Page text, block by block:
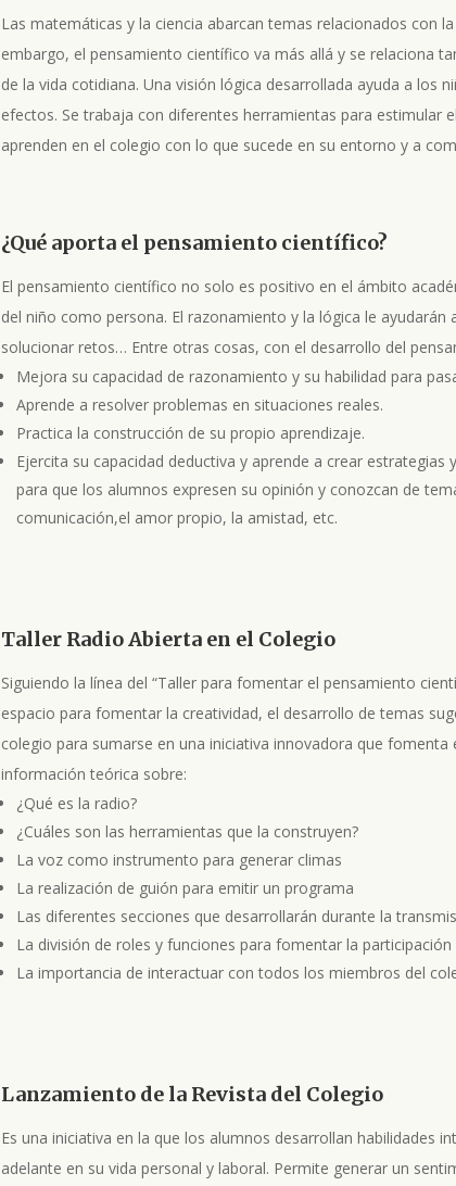
Las matemáticas y la ciencia abarcan temas relacionados con
embargo, el pensamiento científico va más allá y se relaciona
de la vida cotidiana. Una visión lógica desarrollada ayuda a los
efectos. Se trabaja con diferentes herramientas para estimular
aprenden en el colegio con lo que sucede en su entorno y a
¿Qué aporta el pensamiento científico?
El pensamiento científico no solo es positivo en el ámbito
del niño como persona. El razonamiento y la lógica le
solucionar retos… Entre otras cosas, con el desarrollo del
Mejora su capacidad de razonamiento y su habilidad para
Aprende a resolver problemas en situaciones reales.
Practica la construcción de su propio aprendizaje.
Ejercita su capacidad deductiva y aprende a crear
para que los alumnos expresen su opinión y conozcan de
comunicación,el amor propio, la amistad, etc.
Taller Radio Abierta en el Colegio
Siguiendo la línea del “Taller para fomentar el pensamiento
espacio para fomentar la creatividad, el desarrollo de temas
colegio para sumarse en una iniciativa innovadora que
información teórica sobre:
¿Qué es la radio?
¿Cuáles son las herramientas que la construyen?
La voz como instrumento para generar climas
La realización de guión para emitir un programa
Las diferentes secciones que desarrollarán durante la
La división de roles y funciones para fomentar la
La importancia de interactuar con todos los miembros del
Lanzamiento de la Revista del Colegio
Es una iniciativa en la que los alumnos desarrollan habilidades
adelante en su vida personal y laboral. Permite generar un